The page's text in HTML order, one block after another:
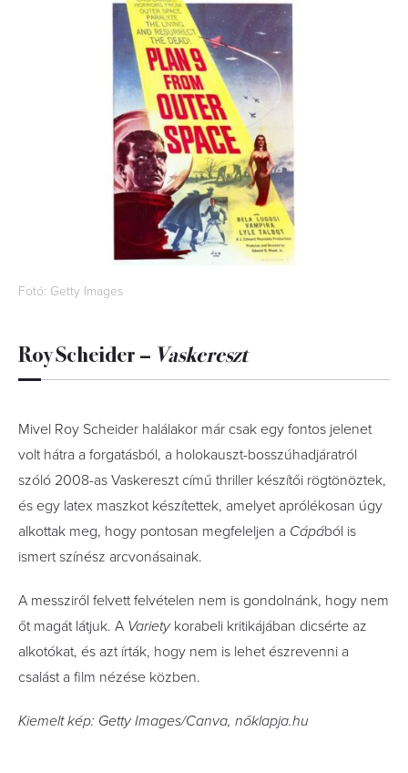
Fotó: Getty Images
Roy Scheider – Vaskereszt
Mivel Roy Scheider halálakor már csak egy fontos jelenet
volt hátra a forgatásból, a holokauszt-bosszúhadjáratról
szóló 2008-as Vaskereszt című thriller készítői rögtönöztek,
és egy latex maszkot készítettek, amelyet aprólékosan úgy
alkottak meg, hogy pontosan megfeleljen a Cápából is
ismert színész arcvonásainak.
A messziről felvett felvételen nem is gondolnánk, hogy nem
őt magát látjuk. A Varietykorabeli kritikájában dicsérte az
alkotókat, és azt írták, hogy nem is lehet észrevenni a
csalást a film nézése közben.
Kiemelt kép: Getty Images/Canva, nőklapja.hu